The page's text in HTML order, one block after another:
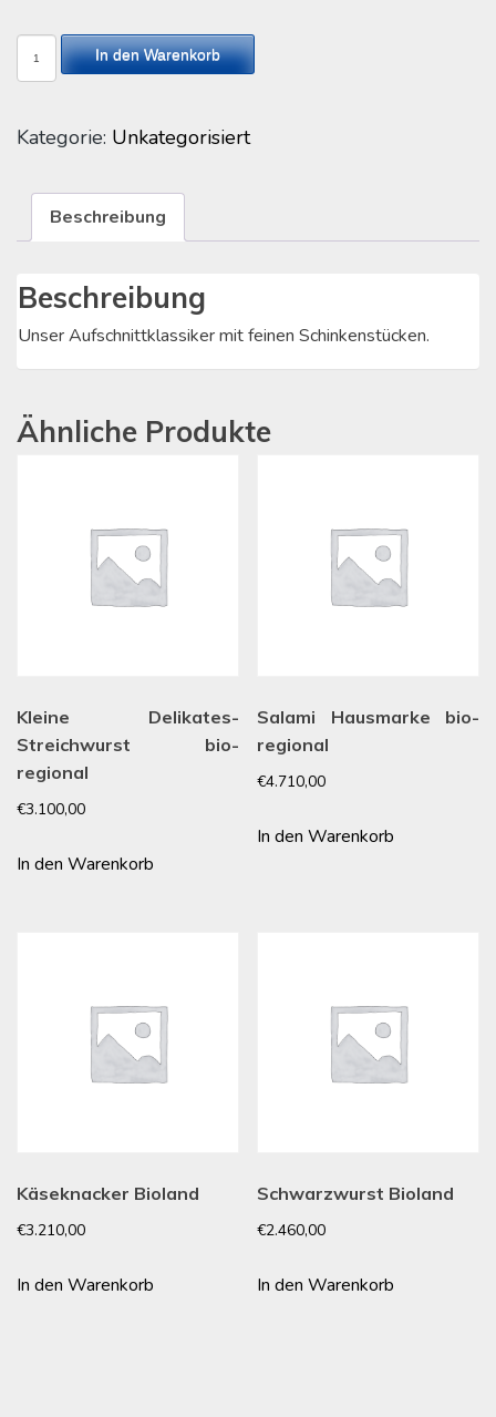
Bierschinken
bio-
Menge
In den Warenkorb
Kategorie: Unkategorisiert
Beschreibung
Beschreibung
Unser Aufschnittklassiker mit feinen Schinkenstücken.
Ähnliche Produkte
Kleine Delikates-
Streichwurst bio-
regional
€3.100,00
In den Warenkorb
Salami Hausmarke bio-
regional
€4.710,00
In den Warenkorb
Käseknacker Bioland
€3.210,00
In den Warenkorb
Schwarzwurst Bioland
€2.460,00
In den Warenkorb